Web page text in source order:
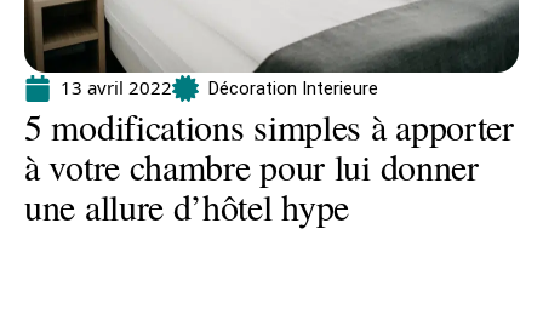
13 avril 2022 Décoration Interieure
5 modifications simples à apporter
à votre chambre pour lui donner
une allure d’hôtel hype